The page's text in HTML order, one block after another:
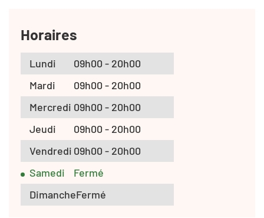
Horaires
Lundi
09h00 - 20h00
Mardi
09h00 - 20h00
Mercredi 09h00 - 20h00
Jeudi
09h00 - 20h00
Vendredi 09h00 - 20h00
Samedi
Fermé
DimancheFermé